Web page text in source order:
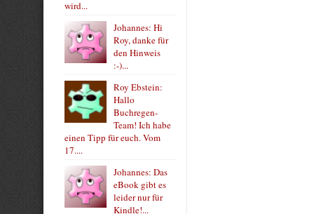
wird...
Johannes: Hi
Roy, danke für
den Hinweis
:-)...
Roy Ebstein:
Hallo
Buchregen-
Team! Ich habe
einen Tipp für euch. Vom
17....
Johannes: Das
eBook gibt es
leider nur für
Kindle!...